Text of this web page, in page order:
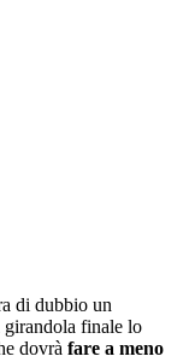
di dubbio un
girandola finale lo
dovrà fare a meno